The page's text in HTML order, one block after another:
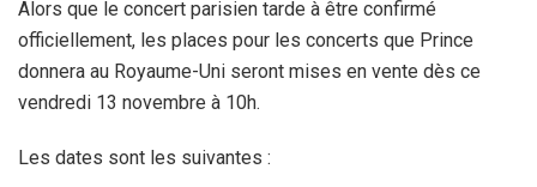
Alors que le concert parisien tarde à être confirmé
officiellement, les places pour les concerts que Prince
donnera au Royaume-Uni seront mises en vente dès ce
vendredi 13 novembre à 10h.
Les dates sont les suivantes :